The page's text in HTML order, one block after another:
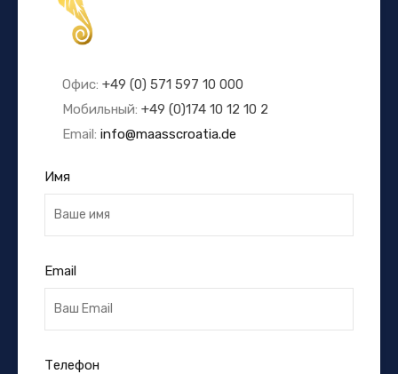
Офис: +49 (0) 571 597 10 000
Мобильный: +49 (0)174 10 12 10 2
Email: info@maasscroatia.de
Имя
Email
Телефон